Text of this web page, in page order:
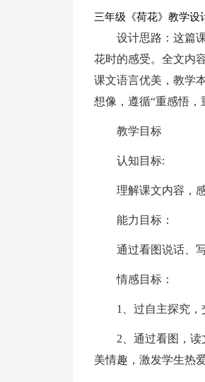
三年级《荷花》教学设
设计思路：这篇
花时的感受。全文内
课文语言优美，教学
想像，遵循“重感悟，
教学目标
认知目标:
理解课文内容，
能力目标：
通过看图说话、
情感目标：
1、过自主探究
2、通过看图，
美情趣，激发学生热